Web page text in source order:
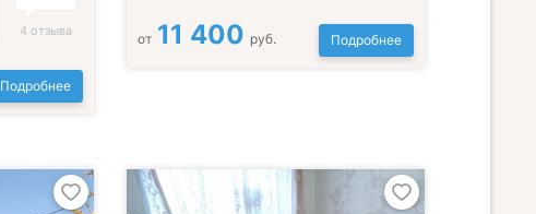
4 отзыва
Подробнее
от 11 400 руб. Подробнее